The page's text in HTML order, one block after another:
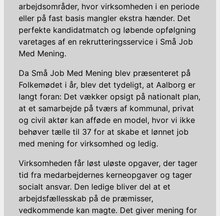
arbejdsområder, hvor virksomheden i en periode
eller på fast basis mangler ekstra hænder. Det
perfekte kandidatmatch og løbende opfølgning
varetages af en rekrutteringsservice i Små Job
Med Mening.
Da Små Job Med Mening blev præsenteret på
Folkemødet i år, blev det tydeligt, at Aalborg er
langt foran: Det vækker opsigt på nationalt plan,
at et samarbejde på tværs af kommunal, privat
og civil aktør kan afføde en model, hvor vi ikke
behøver tælle til 37 for at skabe et lønnet job
med mening for virksomhed og ledig.
Virksomheden får løst uløste opgaver, der tager
tid fra medarbejdernes kerneopgaver og tager
socialt ansvar. Den ledige bliver del at et
arbejdsfællesskab på de præmisser,
vedkommende kan magte. Det giver mening for